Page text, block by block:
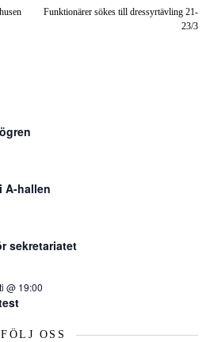
Funktionärer sökes till dressyrtävling 21-
23/3
A-hallen
sekretariatet
@ 19:00
FÖLJ OSS